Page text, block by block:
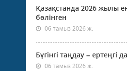
Қазақстанда 2026 жылы
бөлінген
06 тамыз 2026 ж.
Бүгінгі таңдау – ертеңгі
06 тамыз 2026 ж.